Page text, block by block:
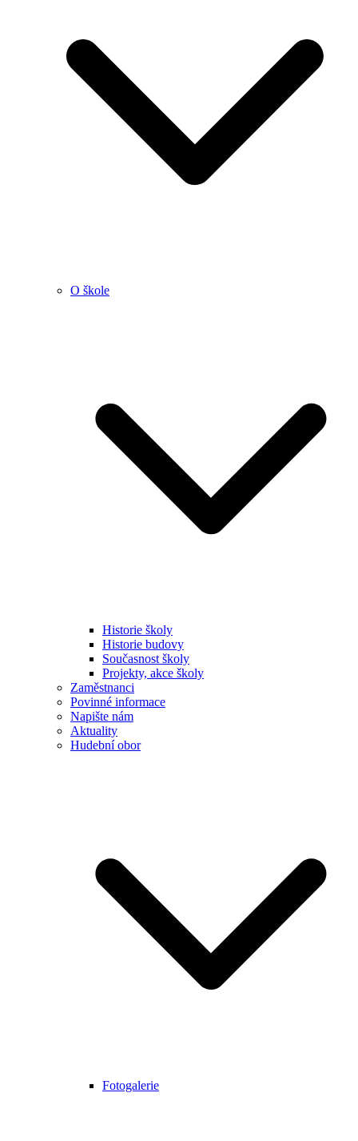
O škole
Historie školy
Historie budovy
Současnost školy
Projekty, akce školy
Zaměstnanci
Povinné informace
Napište nám
Aktuality
Hudební obor
Fotogalerie